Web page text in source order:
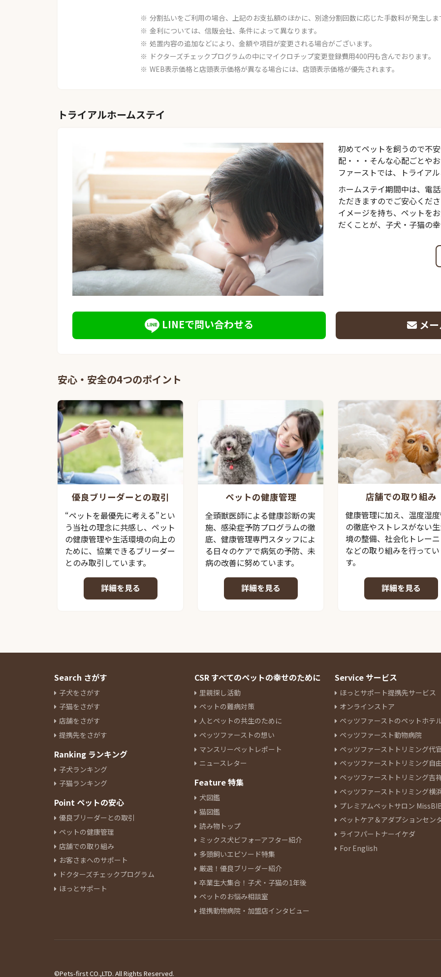
分割払いをご利用の場合、上記のお支払額のほかに、別途分割回数に応じた手数料が発生しま
金利については、信販会社、条件によって異なります。
処置内容の追加などにより、金額や項目が変更される場合がございます。
ドクターズチェックプログラムの中にマイクロチップ変更登録費用400円も含んでおります。
WEB表示価格と店頭表示価格が異なる場合には、店頭表示価格が優先されます。
トライアルホームステイ
初めてペットを飼うので不
配・・・そんな心配ごとや
ファーストでは、トライア
ホームステイ期間中は、電
ただきますのでご安心くだ
イメージを持ち、ペットを
だくことが、子犬・子猫の
LINEで問い合わせる メ
安心・安全の4つのポイント
優良ブリーダーとの取引
“ペットを最優先に考える”とい
う当社の理念に共感し、ペット
の健康管理や生活環境の向上の
ために、協業できるブリーダー
とのみ取引しています。
詳細を見る
ペットの健康管理
全頭獣医師による健康診断の実
施、感染症予防プログラムの徹
底、健康管理専門スタッフによ
る日々のケアで病気の予防、未
病の改善に努めています。
詳細を見る
店舗での取り組み
健康管理に加え、温度湿
の徹底やストレスがない
境の整備、社会化トレー
などの取り組みを行って
す。
詳細を見る
Search さがす
子犬をさがす
子猫をさがす
店舗をさがす
提携先をさがす
Ranking ランキング
子犬ランキング
子猫ランキング
Point ペットの安心
優良ブリーダーとの取引
ペットの健康管理
店舗での取り組み
お客さまへのサポート
ドクターズチェックプログラム
ほっとサポート
CSR すべてのペットの幸せのために
里親探し活動
ペットの難病対策
人とペットの共生のために
ペッツファーストの想い
マンスリーペットレポート
ニュースレター
Feature 特集
犬図鑑
猫図鑑
読み物トップ
ミックス犬ビフォーアフター紹介
多頭飼いエピソード特集
厳選！優良ブリーダー紹介
卒業生大集合！子犬・子猫の1年後
ペットのお悩み相談室
提携動物病院・加盟店インタビュー
Service サービス
ほっとサポート提携先サービス
オンラインストア
ペッツファーストのペットホテ
ペッツファースト動物病院
ペッツファーストトリミング代
ペッツファーストトリミング自
ペッツファーストトリミング吉
ペッツファーストトリミング横
プレミアムペットサロン
ペットケア＆アダプションセン
ライフパートナーイケダ
For English
©Pets-first CO.,LTD. All Rights Reserved.